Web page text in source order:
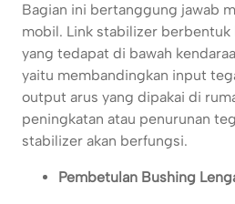
Bagian ini bertanggung jawab
mobil. Link stabilizer berbentuk
yang tedapat di bawah
yaitu membandingkan input
output arus yang dipakai di
peningkatan atau penurunan
stabilizer akan berfungsi.
Pembetulan Bushing